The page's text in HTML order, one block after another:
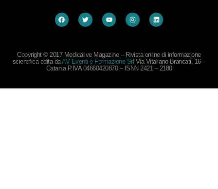
Copyright © 2017 Medicalive Magazine – Rivista online di informazione
scientifica edita daAV Eventi e Formazione Srl Via Vitaliano Brancati, 16 –
Catania P.IVA 04660420870 – ISNN 2421 – 2180